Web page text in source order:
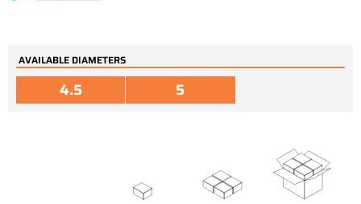
AVAILABLE DIAMETERS
4.5 5